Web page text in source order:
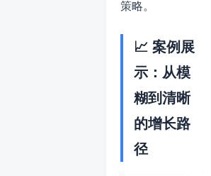
策略。
📈 案例展
示：从模
糊到清晰
的增长路
径